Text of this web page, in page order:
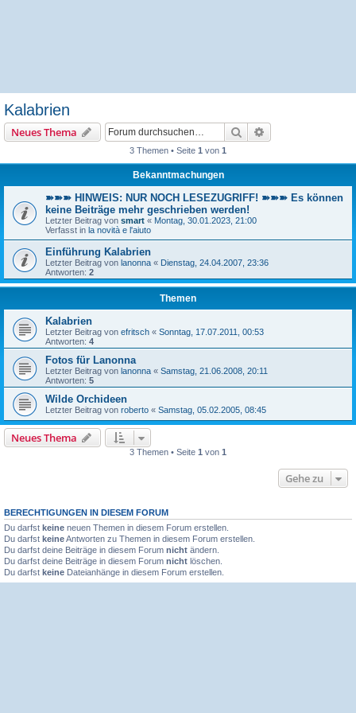
Kalabrien
Neues Thema Suche
3 Themen • Seite 1 von 1
Bekanntmachungen
➽➽➽ HINWEIS: NUR NOCH LESEZUGRIFF! ➽➽➽ Es können
keine Beiträge mehr geschrieben werden!
Letzter Beitrag von smart « Montag, 30.01.2023, 21:00
Verfasst in la novità e l'aiuto
Einführung Kalabrien
Letzter Beitrag von lanonna « Dienstag, 24.04.2007, 23:36
Antworten: 2
Themen
Kalabrien
Letzter Beitrag von efritsch « Sonntag, 17.07.2011, 00:53
Antworten: 4
Fotos für Lanonna
Letzter Beitrag von lanonna « Samstag, 21.06.2008, 20:11
Antworten: 5
Wilde Orchideen
Letzter Beitrag von roberto « Samstag, 05.02.2005, 08:45
Neues Thema
3 Themen • Seite 1 von 1
Gehe zu
BERECHTIGUNGEN IN DIESEM FORUM
Du darfst keine neuen Themen in diesem Forum erstellen.
Du darfst keineAntworten zu Themen in diesem Forum erstellen.
Du darfst deine Beiträge in diesem Forum nicht ändern.
Du darfst deine Beiträge in diesem Forum nicht löschen.
Du darfst keine Dateianhänge in diesem Forum erstellen.